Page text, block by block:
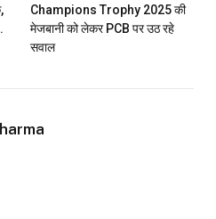
Champions Trophy 2025 की
मेजबानी को लेकर PCB पर उठ रहे
सवाल